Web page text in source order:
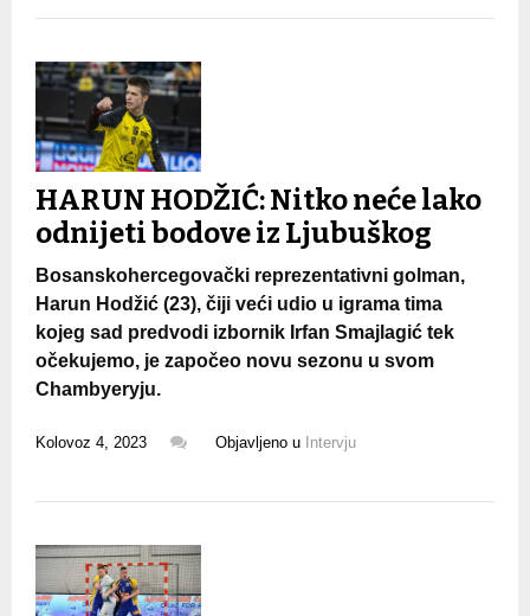
HARUN HODŽIĆ: Nitko neće lako
odnijeti bodove iz Ljubuškog
Bosanskohercegovački reprezentativni golman,
Harun Hodžić (23), čiji veći udio u igrama tima
kojeg sad predvodi izbornik Irfan Smajlagić tek
očekujemo, je započeo novu sezonu u svom
Chambyeryju.
Kolovoz 4, 2023 Objavljeno u Intervju